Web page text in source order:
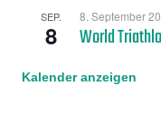
SEP.
8
8. September
World
Kalender anzeigen